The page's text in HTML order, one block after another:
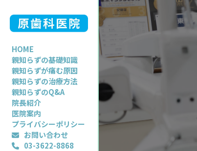
HOME
親知らずの基礎知識
親知らずが痛む原因
親知らずの治療方法
親知らずのQ&A
院長紹介
医院案内
プライバシーポリシー
お問い合わせ
03-3622-8868